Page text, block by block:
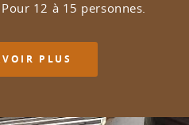
12 à 15 personnes.
PLUS